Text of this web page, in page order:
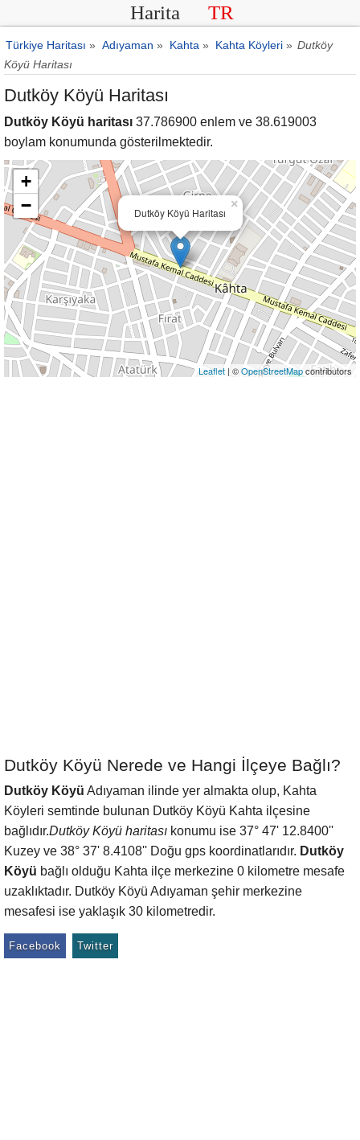
Harita TR
Türkiye Haritası » Adıyaman » Kahta » Kahta Köyleri » Dutköy
Köyü Haritası
Dutköy Köyü Haritası
Dutköy Köyü haritası 37.786900 enlem ve 38.619003
boylam konumunda gösterilmektedir.
Dutköy Köyü Haritası
×
+
−
Leaflet | ©OpenStreetMapcontributors
Dutköy Köyü Nerede ve Hangi İlçeye Bağlı?
Dutköy Köyü Adıyaman ilinde yer almakta olup, Kahta
Köyleri semtinde bulunan Dutköy Köyü Kahta ilçesine
bağlıdır.Dutköy Köyü haritası konumu ise 37° 47' 12.8400''
Kuzey ve 38° 37' 8.4108'' Doğu gps koordinatlarıdır. Dutköy
Köyü bağlı olduğu Kahta ilçe merkezine 0 kilometre mesafe
uzaklıktadır. Dutköy Köyü Adıyaman şehir merkezine
mesafesi ise yaklaşık 30 kilometredir.
Facebook Twitter